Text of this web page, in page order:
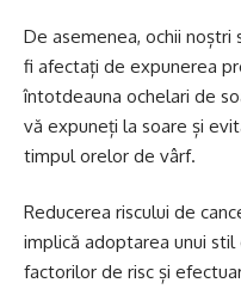
De asemenea, ochii noștri
fi afectați de expunerea
întotdeauna ochelari de
vă expuneți la soare și
timpul orelor de vârf.
Reducerea riscului de
implică adoptarea unui
factorilor de risc și